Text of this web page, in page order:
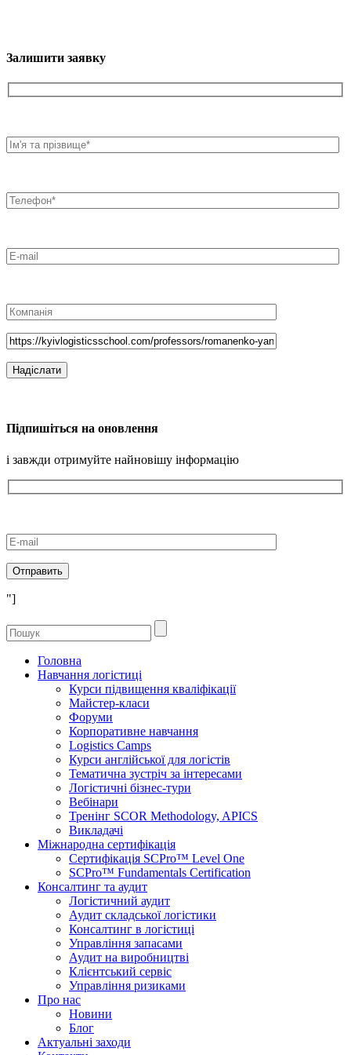
Залишити заявку
Підпишіться на оновлення
і завжди отримуйте найновішу інформацію
"]
Головна
Навчання логістиці
Курси підвищення кваліфікації
Майстер-класи
Форуми
Корпоративне навчання
Logistics Camps
Курси англійської для логістів
Тематична зустріч за інтересами
Логістичні бізнес-тури
Вебінари
Тренінг SCOR Methodology, APICS
Викладачі
Міжнародна сертифікація
Сертифікація SCPro™ Level One
SCPro™ Fundamentals Certification
Консалтинг та аудит
Логістичний аудит
Аудит складської логістики
Консалтинг в логістиці
Управління запасами
Аудит на виробництві
Клієнтський сервіс
Управління ризиками
Про нас
Новини
Блог
Актуальні заходи